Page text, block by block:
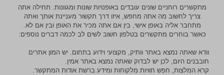
מתקשרים רוחניים שונים עובדים באופנויות שונות ומגוונות. תחילה אתה
צריך לחשוב מה אתה מחפש, איזו דרך תקשור מעניינת אותך ואתה
מתחבר אליה באופן אישי, בין אם אתה מכיר את האופן ובין אם לא.
כאשר בוחרים מתקשרים בטלפון חשוב לשים לב לכמה דברים נוספים:
וודא שאתה נמצא באתר וותיק, מקצועי וידוע בתחום. יש המון אתרים
חובבנים היום, לכן יש לבדוק שאתה נמצא באתר אמין.
קרא המלצות, חפש חוויות מלקוחות ומידע ברשת אודות המתקשר.